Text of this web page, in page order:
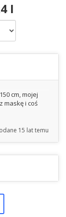
I
cm, mojej
maskę i coś
15 lat temu